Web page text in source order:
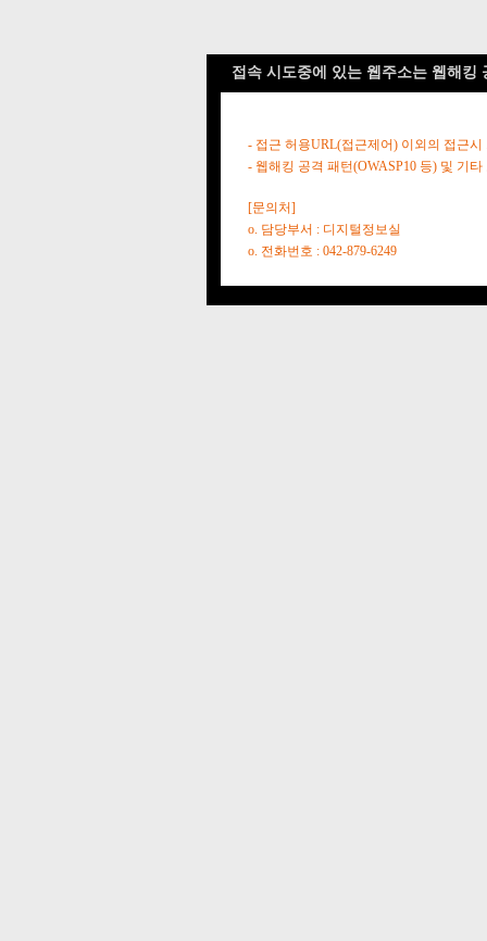
접속 시도중에 있는 웹주소는 웹해킹
- 접근 허용URL(접근제어) 이외의 접근시
- 웹해킹 공격 패턴(OWASP10 등) 및 기
[문의처]
o. 담당부서 : 디지털정보실
o. 전화번호 : 042-879-6249